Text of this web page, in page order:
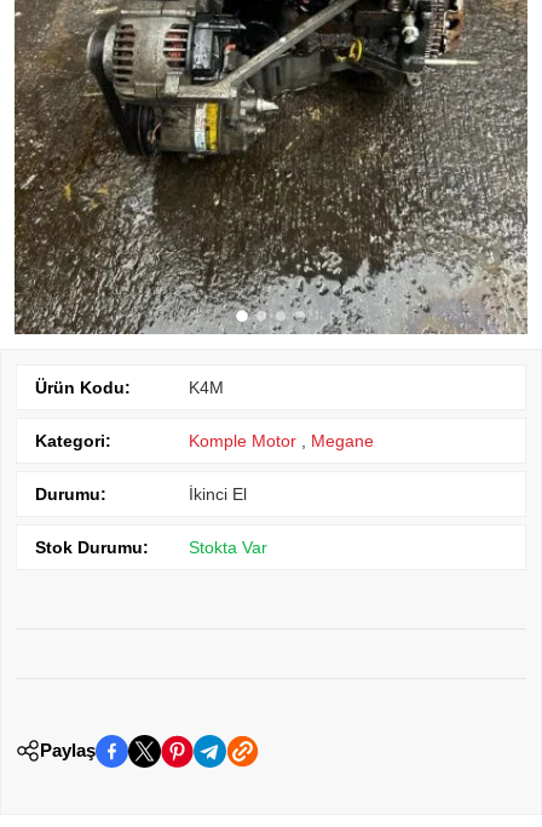
Ürün Kodu: K4M
Kategori: Komple Motor Megane
Durumu: İkinci El
Stok Durumu: Stokta Var
Paylaş